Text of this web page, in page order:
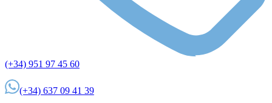
(+34) 951 97 45 60
(+34) 637 09 41 39